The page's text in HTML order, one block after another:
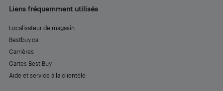
Liens fréquemment utilisés
Localisateur de magasin
Bestbuy.ca
Carrières
Cartes Best Buy
Aide et service à la clientèle